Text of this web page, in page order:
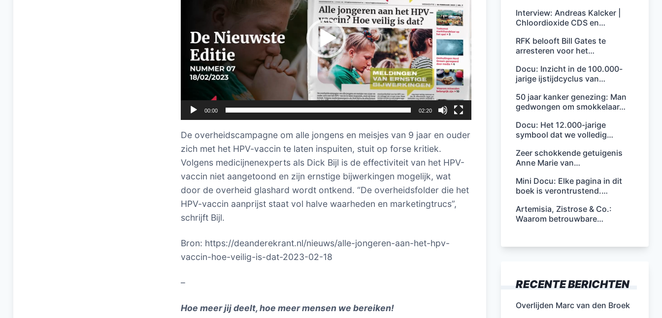
00:00 02:20
De overheidscampagne om alle jongens en meisjes van 9 jaar en ouder
zich met het HPV-vaccin te laten inspuiten, stuit op forse kritiek.
Volgens medicijnenexperts als Dick Bijl is de effectiviteit van het HPV-
vaccin niet aangetoond en zijn ernstige bijwerkingen mogelijk, wat
door de overheid glashard wordt ontkend. “De overheidsfolder die het
HPV-vaccin aanprijst staat vol halve waarheden en marketingtrucs”,
schrijft Bijl.
Bron: https://deanderekrant.nl/nieuws/alle-jongeren-aan-het-hpv-
vaccin-hoe-veilig-is-dat-2023-02-18
–
Hoe meer jij deelt, hoe meer mensen we bereiken!
Interview: Andreas Kalcker |
Chloordioxide CDS en…
RFK belooft Bill Gates te
arresteren voor het…
Docu: Inzicht in de 100.000-
jarige ijstijdcyclus van…
50 jaar kanker genezing: Man
gedwongen om smokkelaar…
Docu: Het 12.000-jarige
symbool dat we volledig…
Zeer schokkende getuigenis
Anne Marie van…
Mini Docu: Elke pagina in dit
boek is verontrustend.…
Artemisia, Zistrose & Co.:
Waarom betrouwbare…
RECENTE BERICHTEN
Overlijden Marc van den Broek